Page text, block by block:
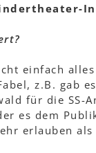
einfach
z.B. gab
für die SS-
es dem
erlauben als